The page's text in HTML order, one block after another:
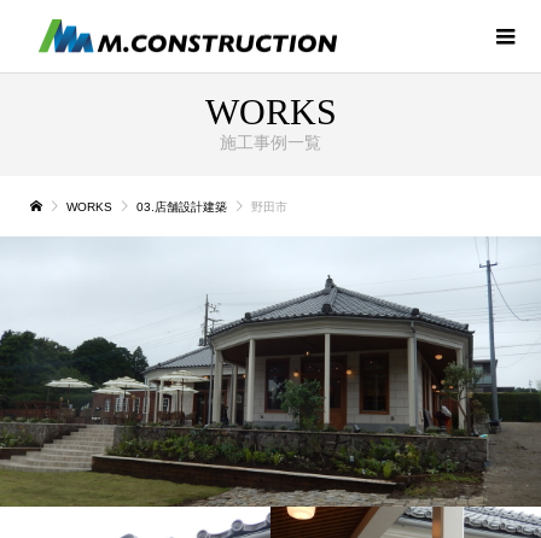
WORKS
施工事例一覧
WORKS 03.店舗設計建築 野田市